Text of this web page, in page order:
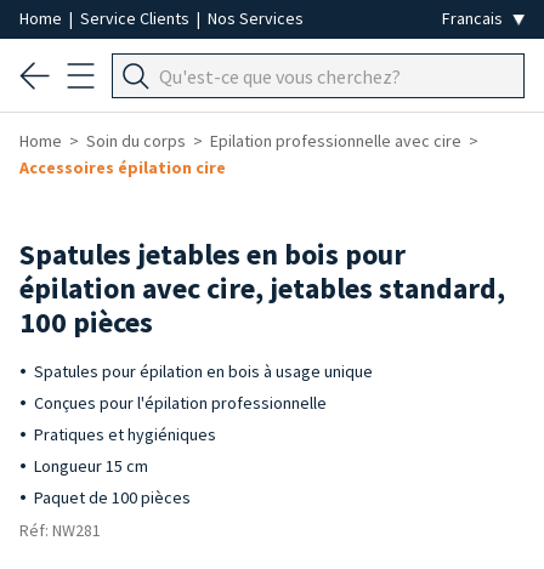
Home | Service Clients | Nos Services
Home Soin du corps
Epilation professionnelle avec cire
Accessoires épilation cire
Spatules jetables en bois pour
épilation avec cire, jetables standard,
100 pièces
Spatules pour épilation en bois à usage unique
Conçues pour l'épilation professionnelle
Pratiques et hygiéniques
Longueur 15 cm
Paquet de 100 pièces
Réf: NW281